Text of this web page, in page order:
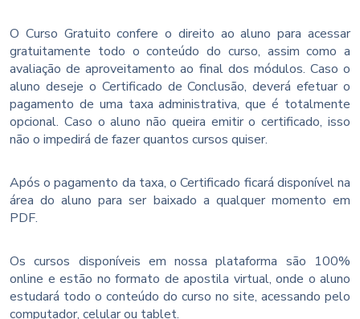
O Curso Gratuito confere o direito ao aluno para acessar
gratuitamente todo o conteúdo do curso, assim como a
avaliação de aproveitamento ao final dos módulos. Caso o
aluno deseje o Certificado de Conclusão, deverá efetuar o
pagamento de uma taxa administrativa, que é totalmente
opcional. Caso o aluno não queira emitir o certificado, isso
não o impedirá de fazer quantos cursos quiser.
Após o pagamento da taxa, o Certificado ficará disponível na
área do aluno para ser baixado a qualquer momento em
PDF.
Os cursos disponíveis em nossa plataforma são 100%
online e estão no formato de apostila virtual, onde o aluno
estudará todo o conteúdo do curso no site, acessando pelo
computador, celular ou tablet.